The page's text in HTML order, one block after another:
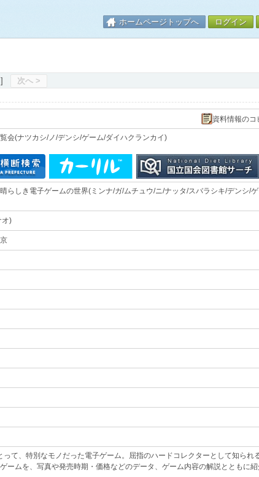
ホームページトップへ ログイン
] 次へ >
資料情報のコ
会(ナツカシ/ノ/デンシ/ゲーム/ダイハクランカイ)
らしき電子ゲームの世界(ミンナ/ガ/ムチュウ/ニ/ナッタ/スバラシキ/デンシ/
オ)
って、特別なモノだった電子ゲーム。屈指のハードコレクターとして知られ
ームを、写真や発売時期・価格などのデータ、ゲーム内容の解説とともに